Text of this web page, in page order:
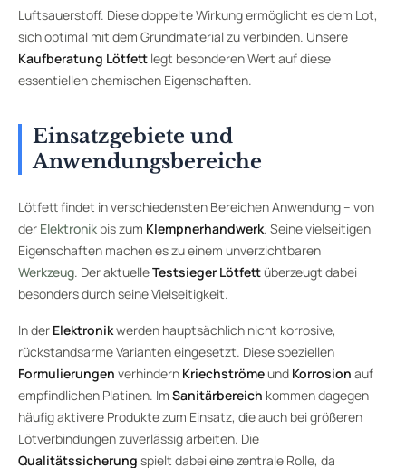
Luftsauerstoff. Diese doppelte Wirkung ermöglicht es dem Lot,
sich optimal mit dem Grundmaterial zu verbinden. Unsere
Kaufberatung Lötfett legt besonderen Wert auf diese
essentiellen chemischen Eigenschaften.
Einsatzgebiete und
Anwendungsbereiche
Lötfett findet in verschiedensten Bereichen Anwendung – von
der Elektronik bis zum Klempnerhandwerk. Seine vielseitigen
Eigenschaften machen es zu einem unverzichtbaren
Werkzeug. Der aktuelleTestsieger Lötfettüberzeugt dabei
besonders durch seine Vielseitigkeit.
In der Elektronikwerden hauptsächlich nicht korrosive,
rückstandsarme Varianten eingesetzt. Diese speziellen
Formulierungen verhindern Kriechströmeund Korrosion auf
empfindlichen Platinen. Im Sanitärbereich kommen dagegen
häufig aktivere Produkte zum Einsatz, die auch bei größeren
Lötverbindungen zuverlässig arbeiten. Die
Qualitätssicherung spielt dabei eine zentrale Rolle, da